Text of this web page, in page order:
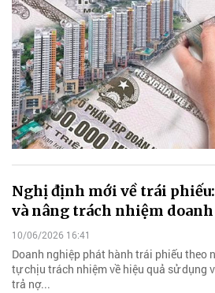
Nghị định mới về trái
và nâng trách nhiệm
10/06/2026 16:41
Doanh nghiệp phát hành trái phiếu theo
tự chịu trách nhiệm về hiệu quả sử dụng
trả nợ...